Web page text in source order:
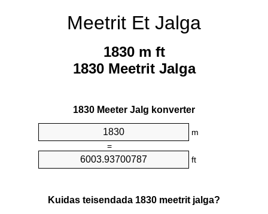
Meetrit Et Jalga
1830 m ft
1830 Meetrit Jalga
1830 Meeter Jalg konverter
m
=
ft
Kuidas teisendada 1830 meetrit jalga?